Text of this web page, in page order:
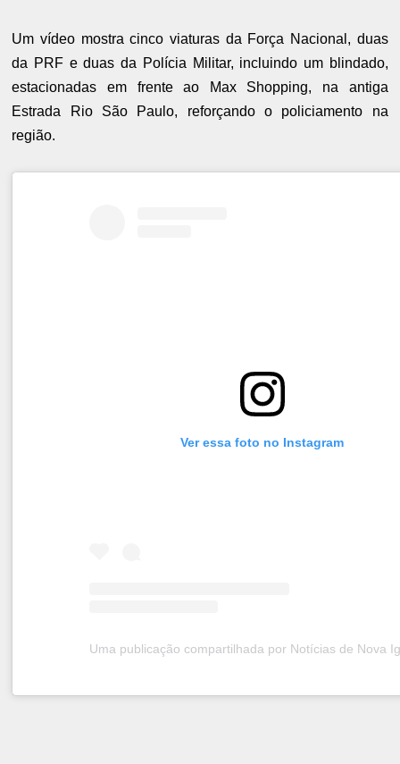
Um vídeo mostra cinco viaturas da Força Nacional, duas
da PRF e duas da Polícia Militar, incluindo um blindado,
estacionadas em frente ao Max Shopping, na antiga
Estrada Rio São Paulo, reforçando o policiamento na
região.
Ver essa foto no Instagram